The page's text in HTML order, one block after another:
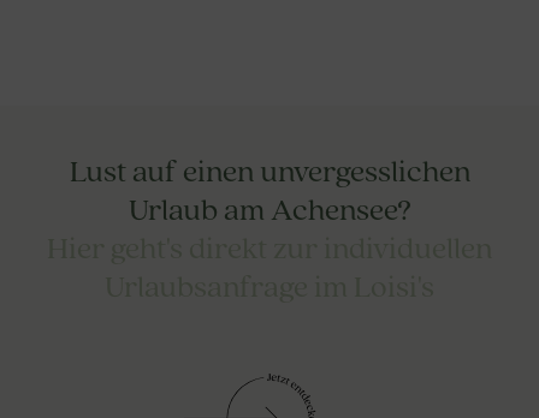
Lust auf einen unvergesslichen
Urlaub am Achensee?